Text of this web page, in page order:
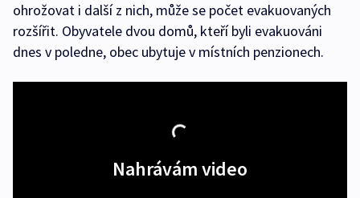
ohrožovat i další z nich, může se počet evakuovaných
rozšířit. Obyvatele dvou domů, kteří byli evakuováni
dnes v poledne, obec ubytuje v místních penzionech.
Nahrávám video